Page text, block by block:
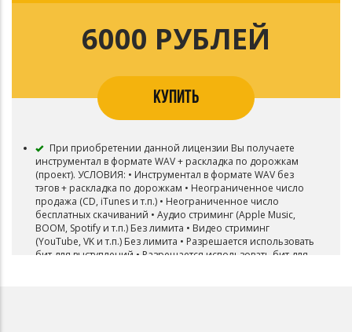
6000 РУБЛЕЙ
КУПИТЬ
При приобретении данной лицензии Вы получаете
инструментал в формате WAV + раскладка по дорожкам
(проект). УСЛОВИЯ: • Инструментал в формате WAV без
тэгов + раскладка по дорожкам • Неограниченное число
продажа (CD, iTunes и т.п.) • Неограниченное число
бесплатных скачиваний • Аудио стриминг (Apple Music,
BOOM, Spotify и т.п.) Без лимита • Видео стриминг
(YouTube, VK и т.п.) Без лимита • Разрешается использовать
бит для выступлений • Разрешается использовать бит для